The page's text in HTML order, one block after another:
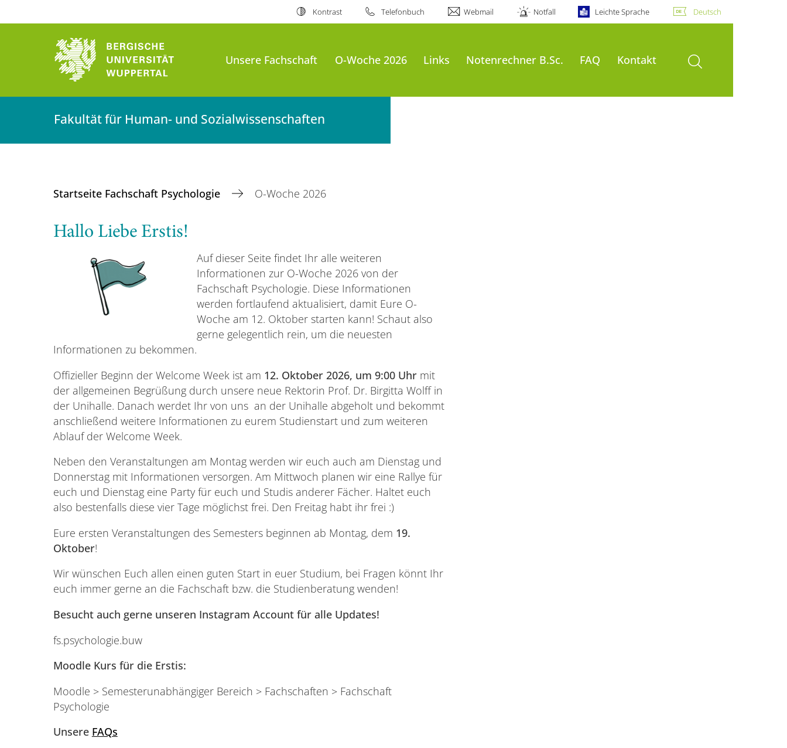
Kontrast Telefonbuch Webmail Notfall Leichte Sprache Deutsch
Unsere Fachschaft O-Woche 2026 Links Notenrechner B.Sc. FAQ Kontakt Suche öffnen
Fakultät für Human- und Sozialwissenschaften
Startseite Fachschaft Psychologie O-Woche 2026
Hallo Liebe Erstis!
Auf dieser Seite findet Ihr alle weiteren
Informationen zur O-Woche 2026 von der
Fachschaft Psychologie. Diese Informationen
werden fortlaufend aktualisiert, damit Eure O-
Woche am 12. Oktober starten kann! Schaut also
gerne gelegentlich rein, um die neuesten
Informationen zu bekommen.
Offizieller Beginn der Welcome Week ist am 12. Oktober 2026, um 9:00 Uhr mit
der allgemeinen Begrüßung durch unsere neue Rektorin Prof. Dr. Birgitta Wolff in
der Unihalle. Danach werdet Ihr von uns an der Unihalle abgeholt und bekommt
anschließend weitere Informationen zu eurem Studienstart und zum weiteren
Ablauf der Welcome Week.
Neben den Veranstaltungen am Montag werden wir euch auch am Dienstag und
Donnerstag mit Informationen versorgen. Am Mittwoch planen wir eine Rallye für
euch und Dienstag eine Party für euch und Studis anderer Fächer. Haltet euch
also bestenfalls diese vier Tage möglichst frei. Den Freitag habt ihr frei :)
Eure ersten Veranstaltungen des Semesters beginnen ab Montag, dem 19.
Oktober!
Wir wünschen Euch allen einen guten Start in euer Studium, bei Fragen könnt Ihr
euch immer gerne an die Fachschaft bzw. die Studienberatung wenden!
Besucht auch gerne unseren Instagram Account für alle Updates!
fs.psychologie.buw
Moodle Kurs für die Erstis:
Moodle > Semesterunabhängiger Bereich > Fachschaften > Fachschaft
Psychologie
Unsere FAQs